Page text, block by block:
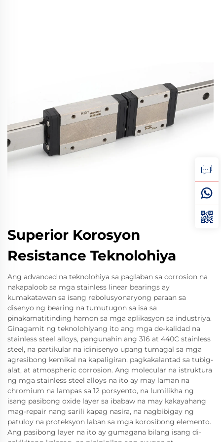
Superior Korosyon
Resistance Teknolohiya
Ang advanced na teknolohiya sa paglaban sa corrosion na
nakapaloob sa mga stainless linear bearings ay
kumakatawan sa isang rebolusyonaryong paraan sa
disenyo ng bearing na tumutugon sa isa sa
pinakamatitinding hamon sa mga aplikasyon sa industriya.
Ginagamit ng teknolohiyang ito ang mga de-kalidad na
stainless steel alloys, pangunahin ang 316 at 440C stainless
steel, na partikular na idinisenyo upang tumagal sa mga
agresibong kemikal na kapaligiran, pagkakalantad sa tubig-
alat, at atmospheric corrosion. Ang molecular na istruktura
ng mga stainless steel alloys na ito ay may laman na
chromium na lampas sa 12 porsyento, na lumilikha ng
isang pasibong oxide layer sa ibabaw na may kakayahang
mag-repair nang sarili kapag nasira, na nagbibigay ng
patuloy na proteksyon laban sa mga korosibong elemento.
Ang pasibong layer na ito ay gumagana bilang isang di-